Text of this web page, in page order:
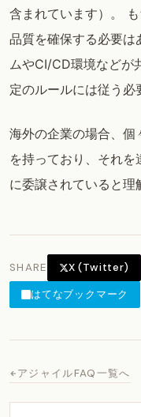
含まれています）。
品質を確保する必要は
ムやCI/CD環境などが
定のルールには従う必
海外の企業の場合、個
を持っており、それ
に委譲されていると理
SHARE X (Twitter)
はてなブックマーク
アジャイルFAQ一覧へ